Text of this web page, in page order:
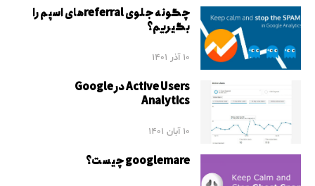
چگونه جلوی referralهای اسپم را
بگیریم؟
10 آذر 1401
Active Users در Google
Analytics
10 آبان 1401
googlemare چیست؟